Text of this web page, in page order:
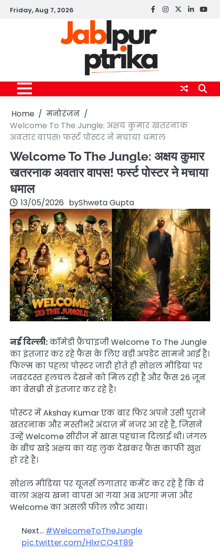
SkipFriday, Aug 7, 2026 Facebook
instagram
twitterlinkedin
Home
मनोरंजन
Welcome To The Jungle: अक्षय कुमार खतरनाक
अवतार वापस! फर्स्ट पोस्टर ने मचाया धमाल
Welcome To The Jungle: अक्षय कुमार
खतरनाक अवतार वापस! फर्स्ट पोस्टर ने मचाया
धमाल
13/05/2026 byShweta Gupta
नई दिल्ली:कॉमेडी फ्रैंचाइजी Welcome To The Jungle
का इंतजार कर रहे फैंस के लिए बड़ी अपडेट सामने आई है।
फिल्म का पहला पोस्टर जारी होते ही सोशल मीडिया पर
जबरदस्त हलचल देखने को मिल रही है और फैंस 26 जून
का बेसब्री से इंतजार कर रहे है।
पोस्टर में Akshay Kumar एक बार फिर अपने उसी पुराने
खतरनाक और मस्तीभरे अंदाज़ में नजर आ रहे हैं, जिसने
उन्हें Welcome सीरीज में खास पहचान दिलाई थी। जंगल
के बीच खड़े अक्षय का यह लुक देखकर फैंस काफी खुश
हो रहे है।
सोशल मीडिया पर यूजर्स लगातार कमेंट कर रहे हैं कि ये
वाला अक्षय खना वापस आ गया अब अएगा मज़ा और
Welcome का असली फील लौट आया।
Next… #WelcomeToTheJungle
pic.twitter.com/HlxrCQ4T89